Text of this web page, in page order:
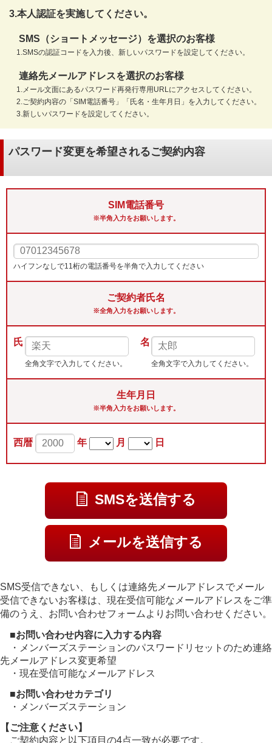
3.本人認証を実施してください。
SMS（ショートメッセージ）を選択のお客様
1.SMSの認証コードを入力後、新しいパスワードを設定してください。
連絡先メールアドレスを選択のお客様
1.メール文面にあるパスワード再発行専用URLにアクセスしてください。
2.ご契約内容の「SIM電話番号」「氏名・生年月日」を入力してください。
3.新しいパスワードを設定してください。
パスワード変更を希望されるご契約内容
SIM電話番号
※半角入力をお願いします。
ハイフンなしで11桁の電話番号を半角で入力してください
ご契約者氏名
※全角入力をお願いします。
氏
全角文字で入力してください。
名
全角文字で入力してください。
生年月日
※半角入力をお願いします。
西暦 年 月 日
SMSを送信する
メールを送信する
SMS受信できない、もしくは連絡先メールアドレスでメール
受信できないお客様は、現在受信可能なメールアドレスをご準
備のうえ、お問い合わせフォームよりお問い合わせください。
■お問い合わせ内容に入力する内容
・メンバーズステーションのパスワードリセットのため連絡
先メールアドレス変更希望
・現在受信可能なメールアドレス
■お問い合わせカテゴリ
・メンバーズステーション
【ご注意ください】
ご契約内容と以下項目の4点一致が必要です。